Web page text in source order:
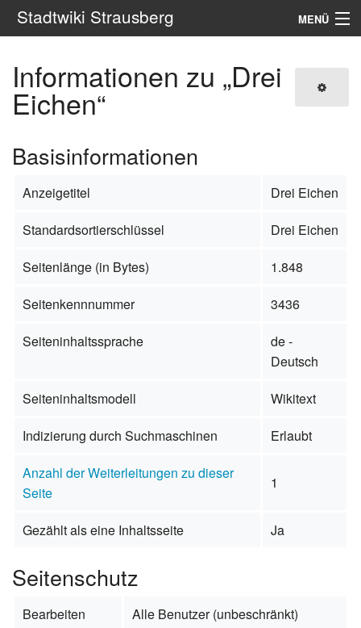
Stadtwiki Strausberg MENÜ
Portale
Informationen zu „Drei
Eichen“
Basisinformationen
Anzeigetitel
Drei Eichen
Standardsortierschlüssel
Drei Eichen
Seitenlänge (in Bytes)
1.848
Seitenkennnummer
3436
Seiteninhaltssprache
de -
Deutsch
Seiteninhaltsmodell
Wikitext
Indizierung durch Suchmaschinen
Erlaubt
Anzahl der Weiterleitungen zu dieser
Seite
1
Gezählt als eine Inhaltsseite Ja
Seitenschutz
Bearbeiten
Alle Benutzer (unbeschränkt)